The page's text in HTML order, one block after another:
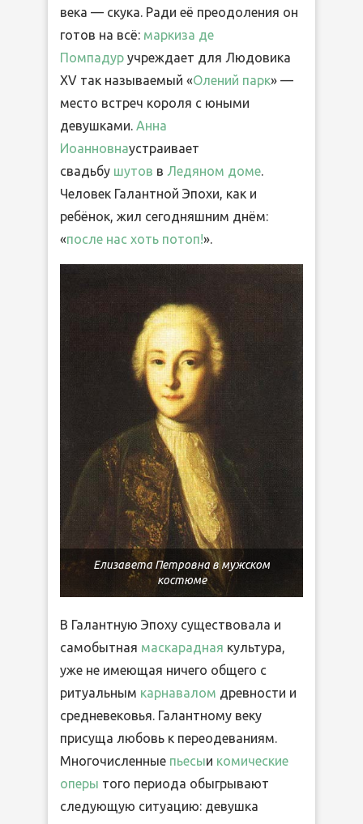
века — скука. Ради её преодоления он
готов на всё: маркиза де
Помпадур учреждает для Людовика
XV так называемый «Олений парк» —
место встреч короля с юными
девушками. Анна
Иоанновнаустраивает
свадьбу шутов в Ледяном доме
Человек Галантной Эпохи, как и
ребёнок, жил сегодняшним днём:
«после нас хоть потоп!».
Елизавета Петровна в мужском
костюме
В Галантную Эпоху существовала и
самобытная маскарадная культура,
уже не имеющая ничего общего с
ритуальным карнавалом древности и
средневековья. Галантному веку
присуща любовь к переодеваниям.
Многочисленные пьесыи комические
оперы того периода обыгрывают
следующую ситуацию: девушка